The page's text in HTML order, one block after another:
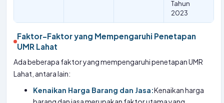
Tahun
2023
Faktor-Faktor yang Mempengaruhi Penetapan
UMR Lahat
Ada beberapa faktor yang mempengaruhi penetapan UMR
Lahat, antara lain:
Kenaikan Harga Barang dan Jasa:Kenaikan harga